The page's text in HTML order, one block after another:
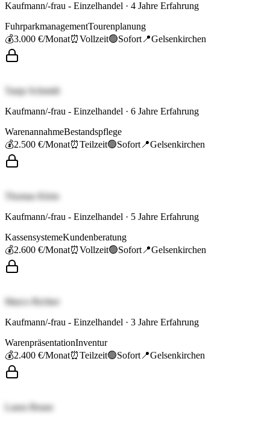
Kaufmann/-frau - Einzelhandel · 4 Jahre Erfahrung
FuhrparkmanagementTourenplanung
💰3.000 €/Monat⏰Vollzeit🟢Sofort 📍Gelsenkirchen
Tanja Schmidt
Kaufmann/-frau - Einzelhandel · 6 Jahre Erfahrung
WarenannahmeBestandspflege
💰2.500 €/Monat⏰Teilzeit🟢Sofort 📍Gelsenkirchen
Thomas Klein
Kaufmann/-frau - Einzelhandel · 5 Jahre Erfahrung
KassensystemeKundenberatung
💰2.600 €/Monat⏰Vollzeit🟢Sofort 📍Gelsenkirchen
Marco Richter
Kaufmann/-frau - Einzelhandel · 3 Jahre Erfahrung
WarenpräsentationInventur
💰2.400 €/Monat⏰Teilzeit🟢Sofort 📍Gelsenkirchen
Laura Braun